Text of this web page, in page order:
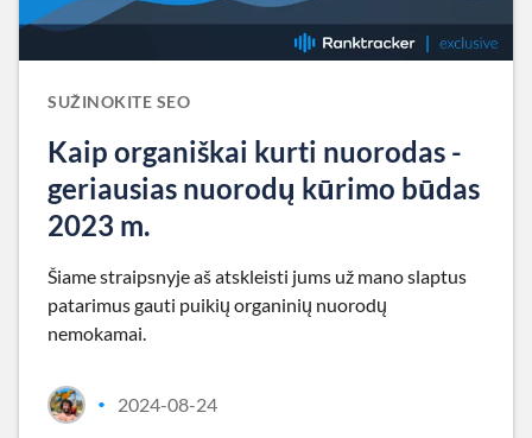
SUŽINOKITE SEO
Kaip organiškai kurti nuorodas -
geriausias nuorodų kūrimo būdas
2023 m.
Šiame straipsnyje aš atskleisti jums už mano slaptus
patarimus gauti puikių organinių nuorodų
nemokamai.
• 2024-08-24